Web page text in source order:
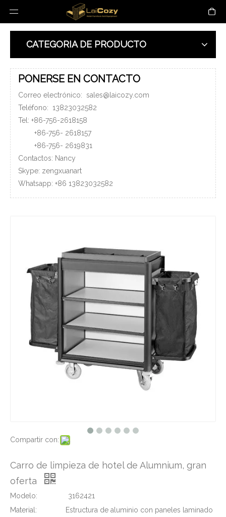
CATEGORIA DE PRODUCTO
PONERSE EN CONTACTO
Correo electrónico: sales@laicozy.com
Teléfono: 13823032582
Tel: +86-756-2618158
+86-756- 2618157
+86-756- 2619831
Contactos: Nancy
Skype: zengxuanart
Whatsapp: +86 13823032582
Compartir con:
Carro de limpieza de hotel de Alumnium, gran
oferta
Modelo:
3162421
Material:
Estructura de aluminio con paneles laminado